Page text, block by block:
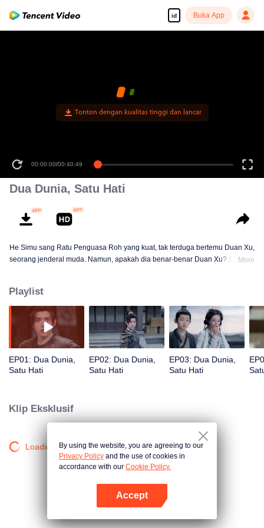
id Buka App
Tonton dengan kualitas tinggi dan lancar
00:00:00/00:40:49
Dua Dunia, Satu Hati
He Simu sang Ratu Penguasa Roh yang kuat, tak terduga bertemu Duan Xu,
seorang jenderal muda. Namun, apakah dia benar-benar Duan Xu? Saat
bersatu melawan waktu?
More
Playlist
EP01: Dua Dunia,
Satu Hati
EP02: Dua Dunia,
Satu Hati
EP03: Dua Dunia,
Satu Hati
Klip Eksklusif
Loading…By using the website, you are agreeing to our
Privacy Policy and the use of cookies in
accordance with our Cookie Policy.
Accept